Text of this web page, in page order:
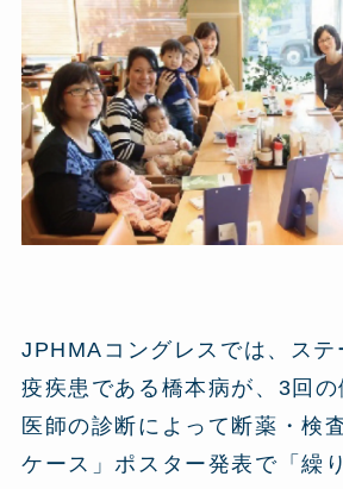
JPHMAコングレスでは、ステ
疫疾患である橋本病が、3回の
医師の診断によって断薬・検
ケース」ポスター発表で「繰